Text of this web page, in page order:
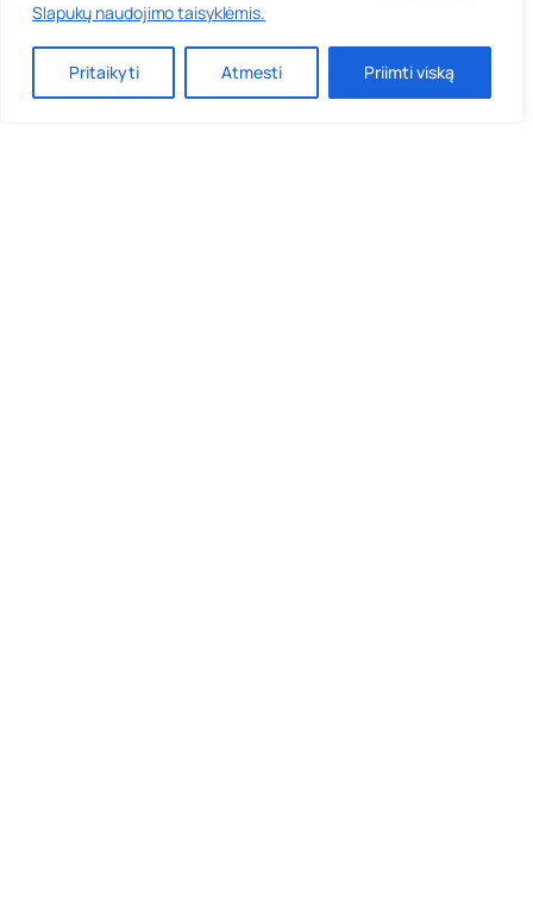
Slapukų naudojimo taisyklėmis.
Pritaikyti Atmesti Priimti viską